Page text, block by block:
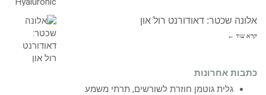
אלונה שכטר: דאודורנט רול און
קרא עוד ←
כתבות אחרונות
גלית גוטמן חוזרת לשורשים, תרתי משמע